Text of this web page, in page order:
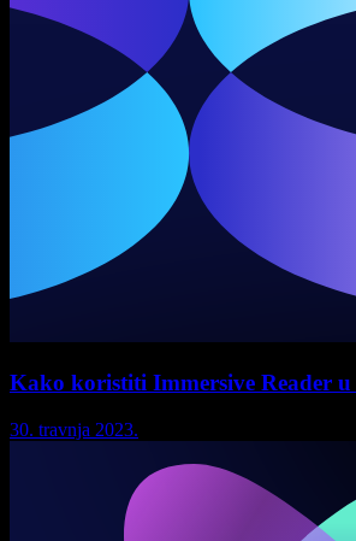
Kako koristiti Immersive Reader
30. travnja 2023.